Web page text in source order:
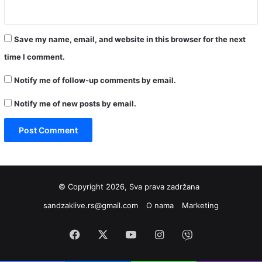
Save my name, email, and website in this browser for the next
time I comment.
Notify me of follow-up comments by email.
Notify me of new posts by email.
© Copyright 2026, Sva prava zadržana
sandzaklive.rs@gmail.com
O nama Marketing
Facebook YouTubeInstagram
Viber